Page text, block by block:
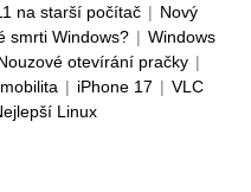
na starší počítač | Nový
smrti Windows? | Windows
otevírání pračky |
| iPhone 17 | VLC
Linux